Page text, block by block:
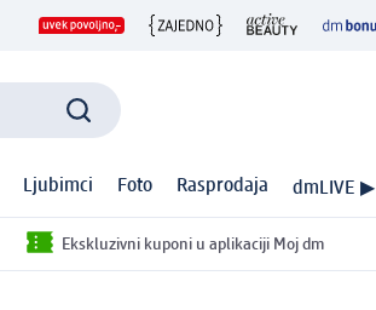
Ljubimci Foto Rasprodaja dmLIVE ▶
Ekskluzivni kuponi u aplikaciji Moj dm